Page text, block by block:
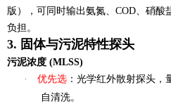
版），可同时输出氨氮、COD、硝
负担。
3. 固体与污泥特性探头
污泥浓度 (MLSS)
·
优先选 ： 光学红外散射探头 ，
自清洗。